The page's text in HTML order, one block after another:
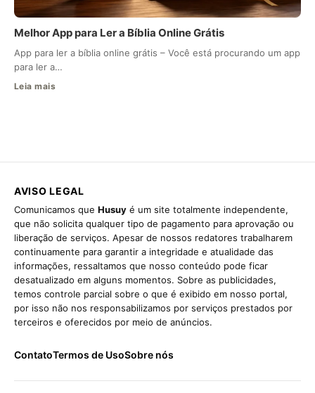
Melhor App para Ler a Bíblia Online Grátis
App para ler a bíblia online grátis – Você está procurando um app
para ler a…
Leia mais
AVISO LEGAL
Comunicamos que Husuy é um site totalmente independente,
que não solicita qualquer tipo de pagamento para aprovação ou
liberação de serviços. Apesar de nossos redatores trabalharem
continuamente para garantir a integridade e atualidade das
informações, ressaltamos que nosso conteúdo pode ficar
desatualizado em alguns momentos. Sobre as publicidades,
temos controle parcial sobre o que é exibido em nosso portal,
por isso não nos responsabilizamos por serviços prestados por
terceiros e oferecidos por meio de anúncios.
ContatoTermos de UsoSobre nós